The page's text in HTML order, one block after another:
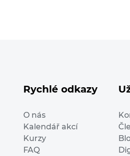
Rychlé odkazy
O nás
Kalendář akcí
Kurzy
FAQ